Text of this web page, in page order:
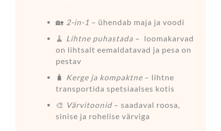
🏡 2-in-1 – ühendab maja ja voodi
🧹 Lihtne puhastada – loomakarvad
on lihtsalt eemaldatavad ja pesa on
pestav
🧳
Kerge ja kompaktne – lihtne
transportida spetsiaalses kotis
🎨 Värvitoonid – saadaval roosa,
sinise ja rohelise värviga